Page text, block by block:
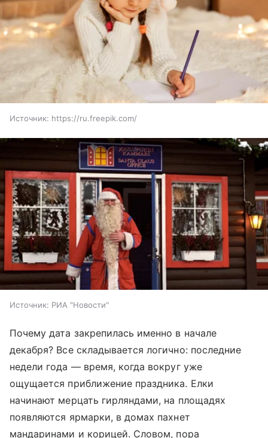
Источник: https://ru.freepik.com/
Источник: РИА "Новости"
Почему дата закрепилась именно в начале
декабря? Все складывается логично: последние
недели года — время, когда вокруг уже
ощущается приближение праздника. Елки
начинают мерцать гирляндами, на площадях
появляются ярмарки, в домах пахнет
мандаринами и корицей. Словом, пора